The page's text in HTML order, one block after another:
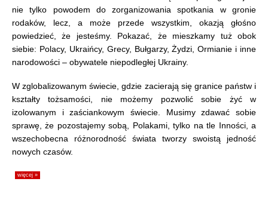
nie tylko powodem do zorganizowania spotkania w gronie
rodaków, lecz, a może przede wszystkim, okazją głośno
powiedzieć, że jesteśmy. Pokazać, że mieszkamy tuż obok
siebie: Polacy, Ukraińcy, Grecy, Bułgarzy, Żydzi, Ormianie i inne
narodowości – obywatele niepodległej Ukrainy.
W zglobalizowanym świecie, gdzie zacierają się granice państw i
kształty tożsamości, nie możemy pozwolić sobie żyć w
izolowanym i zaściankowym świecie. Musimy zdawać sobie
sprawę, że pozostajemy sobą, Polakami, tylko na tle Inności, a
wszechobecna różnorodność świata tworzy swoistą jedność
nowych czasów.
więcej »